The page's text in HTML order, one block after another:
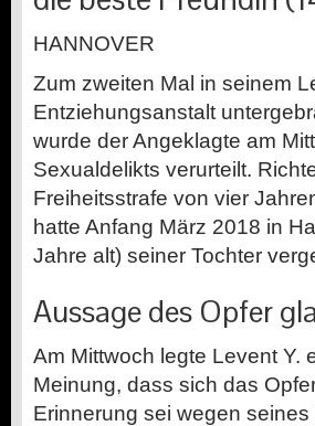
HANNOVER
Zum zweiten Mal in seinem
Entziehungsanstalt
wurde der Angeklagte am
Sexualdelikts verurteilt.
Freiheitsstrafe von vier
hatte Anfang März 2018 in
Jahre alt) seiner Tochter
Aussage des Opfer
Am Mittwoch legte Levent Y.
Meinung, dass sich das
Erinnerung sei wegen